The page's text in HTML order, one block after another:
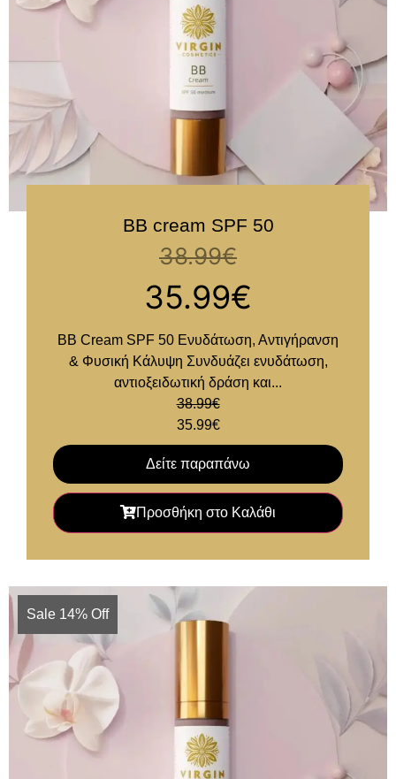
BB cream SPF 50
38.99€
35.99€
BB Cream SPF 50 Ενυδάτωση, Αντιγήρανση
& Φυσική Κάλυψη Συνδυάζει ενυδάτωση,
αντιοξειδωτική δράση και...
38.99€
35.99€
Δείτε παραπάνω
Προσθήκη στο Καλάθι
Sale 14% Off